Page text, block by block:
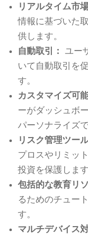
リアルタイム市
情報に基づいた
供します。
自動取引：
ユー
いて自動取引を
す。
カスタマイズ可
ーがダッシュボ
パーソナライズで
リスク管理ツール
プロスやリミッ
投資を保護します
包括的な教育リ
るためのチュー
す。
マルチデバイス